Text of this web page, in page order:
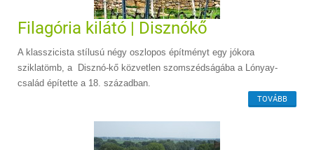
Filagória kilátó | Disznókő
A klasszicista stílusú négy oszlopos építményt egy jókora
sziklatömb, a Disznó-kő közvetlen szomszédságába a Lónyay-
család építette a 18. században.
TOVÁBB